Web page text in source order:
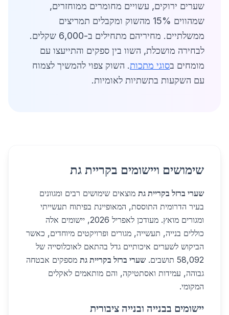
שערים ירוקים, עשויים מחומרים ממוחזרים,
שמהווים 15% מהשוק ומקבלים תמריצים
ממשלתיים. מחיריהם מתחילים ב-6,000 שקלים.
לבחירה מושכלת, השוו בין ספקים והתייעצו עם
מומחים בסוגי מתכות. השוק צפוי להמשיך לצמוח
עם השקעות בתשתיות לאומיות.
שימושים ויישומים בקריית גת
שערי ברזל בקריית גת מוצאים שימושים רבים ומגוונים
בעיר הדרומית התוססת, המאופיינת בפיתוח תעשייתי
ומגורים מואץ. מעודכן לאפריל 2026, יישומים אלה
כוללים בנייה, תעשייה, מגורים ופרויקטים מיוחדים, כאשר
הביקוש לשערים איכותיים גדל בהתאם לאוכלוסייה של
58,092 תושבים.
שערי ברזל בקריית גת מספקים אבטחה
גבוהה, עמידות ואסתטיקה, והם מותאמים לאקלים
המקומי.
יישומים בבנייה ובנייה ציבורית